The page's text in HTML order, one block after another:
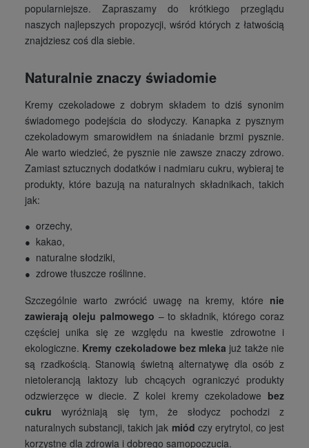
popularniejsze. Zapraszamy do krótkiego przeglądu
naszych najlepszych propozycji, wśród których z łatwością
znajdziesz coś dla siebie.
Naturalnie znaczy świadomie
Kremy czekoladowe z dobrym składem to dziś synonim
świadomego podejścia do słodyczy. Kanapka z pysznym
czekoladowym smarowidłem na śniadanie brzmi pysznie.
Ale warto wiedzieć, że pysznie nie zawsze znaczy zdrowo.
Zamiast sztucznych dodatków i nadmiaru cukru, wybieraj te
produkty, które bazują na naturalnych składnikach, takich
jak:
orzechy,
kakao,
naturalne słodziki,
zdrowe tłuszcze roślinne.
Szczególnie warto zwrócić uwagę na kremy, które nie
zawierają oleju palmowego – to składnik, którego coraz
częściej unika się ze względu na kwestie zdrowotne i
ekologiczne. Kremy czekoladowe bez mleka już także nie
są rzadkością. Stanowią świetną alternatywę dla osób z
nietolerancją laktozy lub chcących ograniczyć produkty
odzwierzęce w diecie. Z kolei kremy czekoladowe bez
cukru wyróżniają się tym, że słodycz pochodzi z
naturalnych substancji, takich jak miód czy erytrytol, co jest
korzystne dla zdrowia i dobrego samopoczucia.